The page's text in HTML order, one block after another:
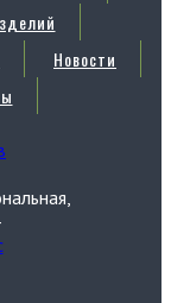
Новости